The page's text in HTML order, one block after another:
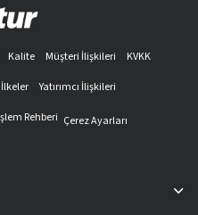
Kalite Müşteri İlişkileri
KVKK
Yatırımcı İlişkileri
Rehberi Çerez Ayarları